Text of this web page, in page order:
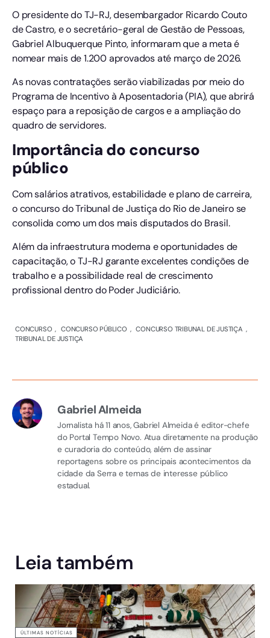
O presidente do TJ-RJ, desembargador Ricardo Couto
de Castro, e o secretário-geral de Gestão de Pessoas,
Gabriel Albuquerque Pinto, informaram que a meta é
nomear mais de 1.200 aprovados até março de 2026.
As novas contratações serão viabilizadas por meio do
Programa de Incentivo à Aposentadoria (PIA), que abrirá
espaço para a reposição de cargos e a ampliação do
quadro de servidores.
Importância do concurso
público
Com salários atrativos, estabilidade e plano de carreira,
o concurso do Tribunal de Justiça do Rio de Janeiro se
consolida como um dos mais disputados do Brasil.
Além da infraestrutura moderna e oportunidades de
capacitação, o TJ-RJ garante excelentes condições de
trabalho e a possibilidade real de crescimento
profissional dentro do Poder Judiciário.
CONCURSO , CONCURSO PÚBLICO , CONCURSO TRIBUNAL DE JUSTIÇA ,
TRIBUNAL DE JUSTIÇA
Gabriel Almeida
Jornalista há 11 anos, Gabriel Almeida é editor-chefe
do Portal Tempo Novo. Atua diretamente na produção
e curadoria do conteúdo, além de assinar
reportagens sobre os principais acontecimentos da
cidade da Serra e temas de interesse público
estadual.
Leia também
ÚLTIMAS NOTÍCIAS